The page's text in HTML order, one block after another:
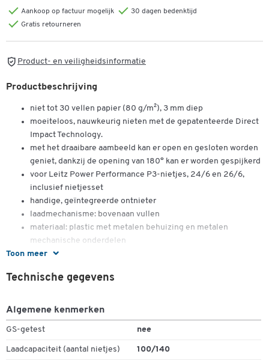
Aankoop op factuur mogelijk
30 dagen bedenktijd
Gratis retourneren
Product- en veiligheidsinformatie
Toon meer
Productbeschrijving
niet tot 30 vellen papier (80 g/m²), 3 mm diep
moeiteloos, nauwkeurig nieten met de gepatenteerde Direct
Impact Technology.
met het draaibare aambeeld kan er open en gesloten worden
geniet, dankzij de opening van 180° kan er worden gespijkerd
voor Leitz Power Performance P3-nietjes, 24/6 en 26/6,
inclusief nietjesset
handige, geïntegreerde ontnieter
laadmechanisme: bovenaan vullen
materiaal: plastic met metalen behuizing en metalen
mechanische onderdelen
inleegdiepte: 65 mm
gewicht 0.26 kg
Technische gegevens
Algemene kenmerken
GS-getest nee
Laadcapaciteit (aantal nietjes) 100/140